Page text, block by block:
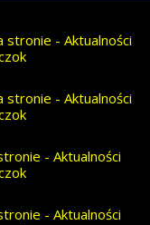
stronie - Aktualności
stronie - Aktualności
- Aktualności
- Aktualności